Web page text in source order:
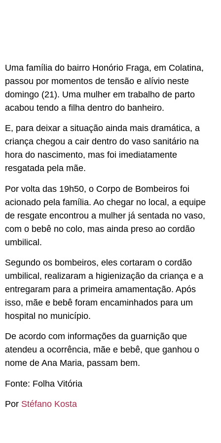
Uma família do bairro Honório Fraga, em Colatina,
passou por momentos de tensão e alívio neste
domingo (21). Uma mulher em trabalho de parto
acabou tendo a filha dentro do banheiro.
E, para deixar a situação ainda mais dramática, a
criança chegou a cair dentro do vaso sanitário na
hora do nascimento, mas foi imediatamente
resgatada pela mãe.
Por volta das 19h50, o Corpo de Bombeiros foi
acionado pela família. Ao chegar no local, a equipe
de resgate encontrou a mulher já sentada no vaso,
com o bebê no colo, mas ainda preso ao cordão
umbilical.
Segundo os bombeiros, eles cortaram o cordão
umbilical, realizaram a higienização da criança e a
entregaram para a primeira amamentação. Após
isso, mãe e bebê foram encaminhados para um
hospital no município.
De acordo com informações da guarnição que
atendeu a ocorrência, mãe e bebê, que ganhou o
nome de Ana Maria, passam bem.
Fonte: Folha Vitória
Por Stéfano Kosta